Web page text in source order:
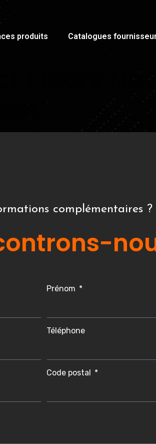
produits Catalogues
Floors
complémentaires ?
Prénom
Téléphone
Code postal